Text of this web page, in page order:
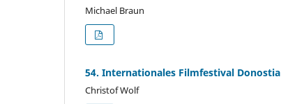
Michael Braun
54. Internationales Filmfestival Donostia
Christof Wolf